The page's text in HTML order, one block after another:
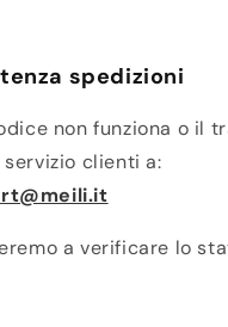
spedizioni
non funziona o il
clienti a:
a verificare lo